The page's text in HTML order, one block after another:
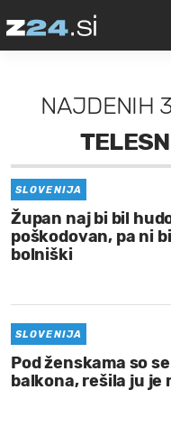
NAJDENIH
SLOVENIJA
Župan naj bi bil
poškodovan, pa ni
bolniški
SLOVENIJA
Pod ženskama so
balkona, rešila ju je